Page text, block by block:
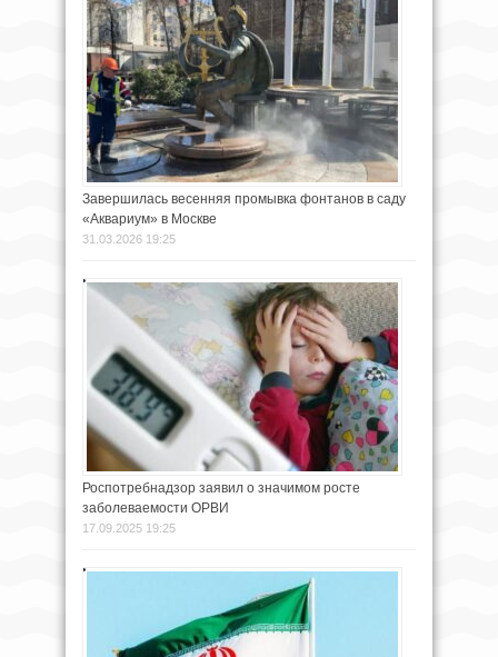
Завершилась весенняя промывка фонтанов в саду
«Аквариум» в Москве
31.03.2026 19:25
Роспотребнадзор заявил о значимом росте
заболеваемости ОРВИ
17.09.2025 19:25